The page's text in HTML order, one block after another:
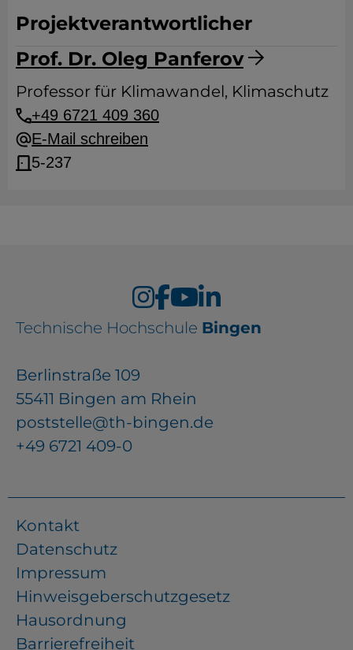
Prof. Dr. Oleg Panferov
Projektverantwortlicher
Professor für Klimawandel, Klimaschutz
+49 6721 409 360
E-Mail schreiben
5-237
Technische Hochschule Bingen
Berlinstraße 109
55411 Bingen am Rhein
poststelle@th-bingen.de
+49 6721 409-0
Kontakt
Datenschutz
Impressum
Hinweisgeberschutzgesetz
Hausordnung
Barrierefreiheit